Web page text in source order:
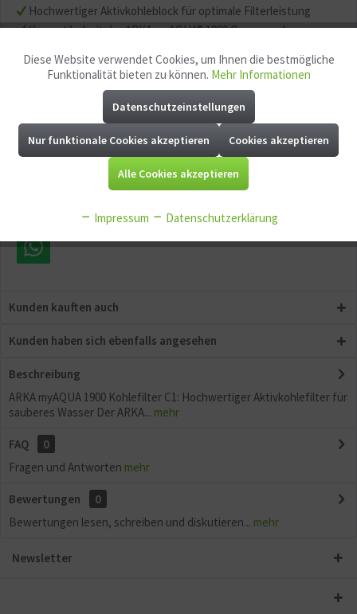
Hochwertiger Aktivkohleblock für optimale Filterleistung
Kompatibel mit der ARKA myAQUA® 1900 Osmoseanlage
Einfache Installation und Handhabung
leider derzeit ausverkauft
Merken Fragen zum Artikel?
GG11796
4260735740046
Kunden kauften auch
Kunden haben sich ebenfalls angesehen
Beschreibung
ARKA myAQUA 1900 Kohlefilter C1: Hochwertiger Aktivkohlefilter für
sauberes Wasser Der ARKA... mehr
FAQ
0
Fragen und Antworten mehr
Bewertungen
0
Bewertungen lesen, schreiben und diskutieren... mehr
Newsletter
Funktionale Aktiv
Tracking Aktiv
Sonstige
Diese Website verwendet Cookies, um Ihnen die bestmögliche
Funktionalität bieten zu können. Mehr Informationen
Datenschutzeinstellungen
Nur funktionale Cookies akzeptieren Cookies akzeptieren
Alle Cookies akzeptieren
Impressum Datenschutzerklärung